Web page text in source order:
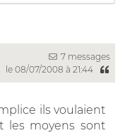
7 messages
le 08/07/2008 à 21:44
ils voulaient
les moyens sont